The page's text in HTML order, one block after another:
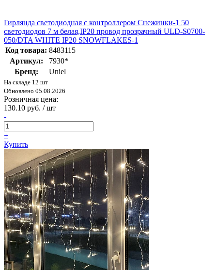
Гирлянда светодиодная с контроллером Снежинки-1 50
светодиодов 7 м белая,IP20 провод прозрачный ULD-S0700-
050/DTA WHITE IP20 SNOWFLAKES-1
Код товара: 8483115
Артикул:
7930*
Бренд:
Uniel
На складе 12 шт
Обновлено 05.08.2026
Розничная цена:
130.10 руб. / шт
-
+
Купить